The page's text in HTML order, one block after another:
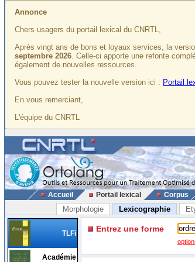
Annonce
Chers usagers du portail lexical du CNRTL,
Après vingt ans de bons et loyaux services, la
septembre 2026. Celle-ci apporte une refonte
également de nouvelles ressources.
Vous pouvez tester la nouvelle version ici : Portail
En vous remerciant,
L'équipe du CNRTL
Accueil Portail lexical Corpus
Morphologie Lexicographie
TLFi
Académie
Entrez une forme